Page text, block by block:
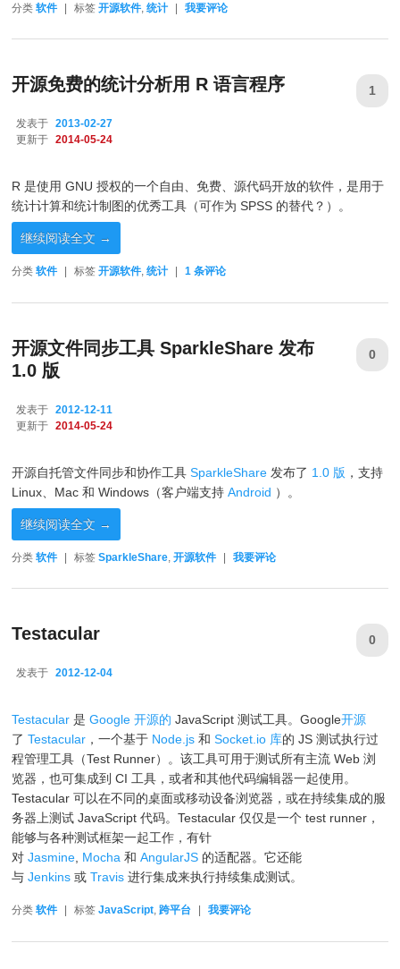
分类 软件 | 标签 开源软件 ,统计 | 我要评论
开源免费的统计分析用 R 语言程序
发表于
2013-02-27
更新于
2014-05-24
1
R 是使用 GNU 授权的一个自由、免费、源代码开放的软件，是用于
统计计算和统计制图的优秀工具（可作为 SPSS 的替代？）。
继续阅读全文 →
分类 软件 标签 开源软件,统计 1 条评论
开源文件同步工具 SparkleShare 发布
1.0 版
发表于
2012-12-11
更新于
2014-05-24
0
开源自托管文件同步和协作工具SparkleShare 发布了 1.0 版 ，支持
Linux、Mac 和 Windows（客户端支持Android ）。
继续阅读全文 →
分类 软件 | 标签 SparkleShare ,开源软件 | 我要评论
Testacular
发表于 2012-12-04
0
Testacular 是Google 开源的 JavaScript 测试工具。Google开源
了Testacular ，一个基于 Node.js 和Socket.io 库的 JS 测试执行过
程管理工具（Test Runner）。该工具可用于测试所有主流 Web 浏
览器，也可集成到 CI 工具，或者和其他代码编辑器一起使用。
Testacular 可以在不同的桌面或移动设备浏览器，或在持续集成的服
务器上测试 JavaScript 代码。Testacular 仅仅是一个 test runner，
能够与各种测试框架一起工作，有针
对Jasmine Mocha 和AngularJS 的适配器。它还能
与Jenkins 或Travis 进行集成来执行持续集成测试。
分类 软件 标签 JavaScript,跨平台 我要评论